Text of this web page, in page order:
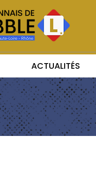
ACTUALITÉS